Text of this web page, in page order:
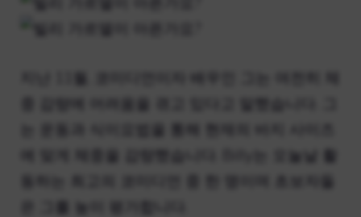
지난 11월, 코미디언이자 배우인 그는 여전히 체
중 감량에 어려움을 겪고 있다고 말했습니다. 그
는 운동과 식이요법을 통해 현재의 바지 사이즈
에 맞게 체중을 감량했습니다. Billy는 오늘날 활
동하는 최고의 코미디언 중 한 명이며 초보자들
은 그를 높이 평가합니다.